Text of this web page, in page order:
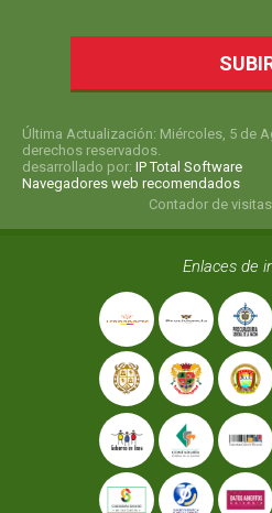
Última Actualización: Miércoles, 5 de
derechos reservados.
desarrollado por: IP Total Software
Navegadores web recomendados
Contador de
Enlaces de